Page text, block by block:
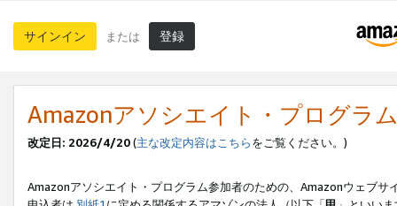
サインイン または 登録
Amazonアソシエイト・プログラ
改定日: 2026/4/20(主な改定内容はこちらをご覧ください。)
Amazonアソシエイト・プログラム参加者のための、Amazonウェブサ